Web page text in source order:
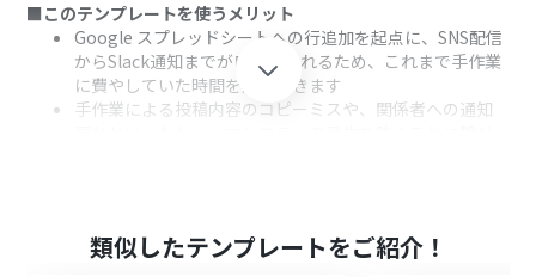
■このテンプレートを使うメリット
Google スプレッドシートへの行追加を起点に、SNS配信
からSlack通知までが自動化されるため、これまで手作業
に費やしていた時間を短縮できます
手作業による投稿内容のコピーミスや、関係者への通知
SlackをYoomと連携します
次に、トリガーでGoogle スプレッドシートを選択し、
類似したテンプレートをご紹介！